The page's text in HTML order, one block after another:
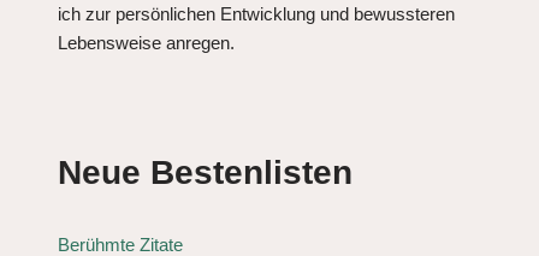
ich zur persönlichen Entwicklung und bewussteren
Lebensweise anregen.
Neue Bestenlisten
Berühmte Zitate